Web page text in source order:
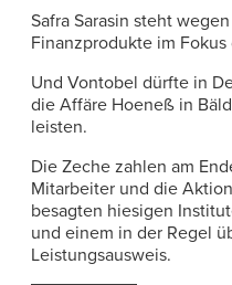
Safra Sarasin steht
Finanzprodukte im
Und Vontobel dürfte in
die Affäre Hoeneß in
leisten.
Die Zeche zahlen am
Mitarbeiter und die
besagten hiesigen
und einem in der Regel
Leistungsausweis.